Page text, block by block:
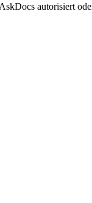
autorisiert